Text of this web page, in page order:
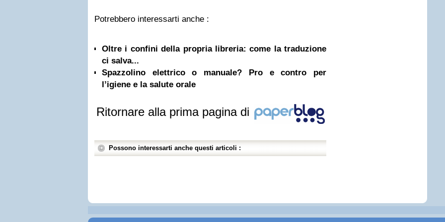
Potrebbero interessarti anche :
Oltre i confini della propria libreria: come la traduzione
ci salva...
Spazzolino elettrico o manuale? Pro e contro per
l’igiene e la salute orale
Ritornare alla prima pagina di
Possono interessarti anche questi articoli :